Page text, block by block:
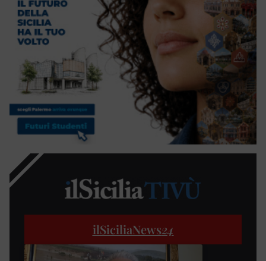
ilSiciliaNews24